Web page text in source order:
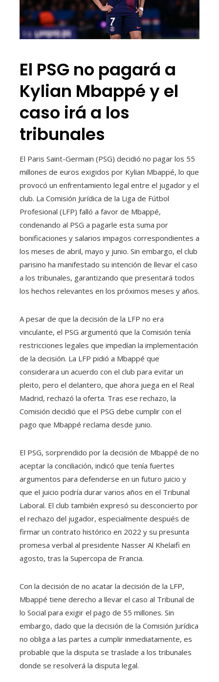
El PSG no pagará a
Kylian Mbappé y el
caso irá a los
tribunales
El Paris Saint-Germain (PSG) decidió no pagar los 55
millones de euros exigidos por Kylian Mbappé, lo que
provocó un enfrentamiento legal entre el jugador y el
club. La Comisión Jurídica de la Liga de Fútbol
Profesional (LFP) falló a favor de Mbappé,
condenando al PSG a pagarle esta suma por
bonificaciones y salarios impagos correspondientes a
los meses de abril, mayo y junio. Sin embargo, el club
parisino ha manifestado su intención de llevar el caso
a los tribunales, garantizando que presentará todos
los hechos relevantes en los próximos meses y años.
A pesar de que la decisión de la LFP no era
vinculante, el PSG argumentó que la Comisión tenía
restricciones legales que impedían la implementación
de la decisión. La LFP pidió a Mbappé que
considerara un acuerdo con el club para evitar un
pleito, pero el delantero, que ahora juega en el Real
Madrid, rechazó la oferta. Tras ese rechazo, la
Comisión decidió que el PSG debe cumplir con el
pago que Mbappé reclama desde junio.
El PSG, sorprendido por la decisión de Mbappé de no
aceptar la conciliación, indicó que tenía fuertes
argumentos para defenderse en un futuro juicio y
que el juicio podría durar varios años en el Tribunal
Laboral. El club también expresó su desconcierto por
el rechazo del jugador, especialmente después de
firmar un contrato histórico en 2022 y su presunta
promesa verbal al presidente Nasser Al Khelaifi en
agosto, tras la Supercopa de Francia.
Con la decisión de no acatar la decisión de la LFP,
Mbappé tiene derecho a llevar el caso al Tribunal de
lo Social para exigir el pago de 55 millones. Sin
embargo, dado que la decisión de la Comisión Jurídica
no obliga a las partes a cumplir inmediatamente, es
probable que la disputa se traslade a los tribunales
donde se resolverá la disputa legal.